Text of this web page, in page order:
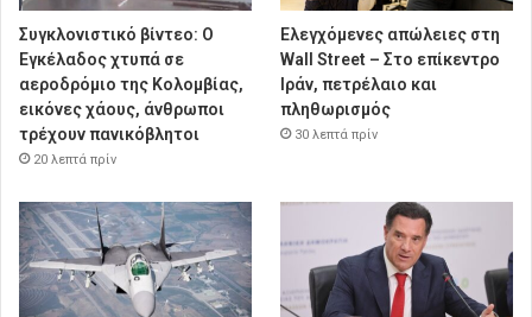
Συγκλονιστικό βίντεο: Ο
Εγκέλαδος χτυπά σε
αεροδρόμιο της Κολομβίας,
εικόνες χάους, άνθρωποι
τρέχουν πανικόβλητοι
20 λεπτά πρίν
Ελεγχόμενες απώλειες στη
Wall Street – Στο επίκεντρο
Ιράν, πετρέλαιο και
πληθωρισμός
30 λεπτά πρίν